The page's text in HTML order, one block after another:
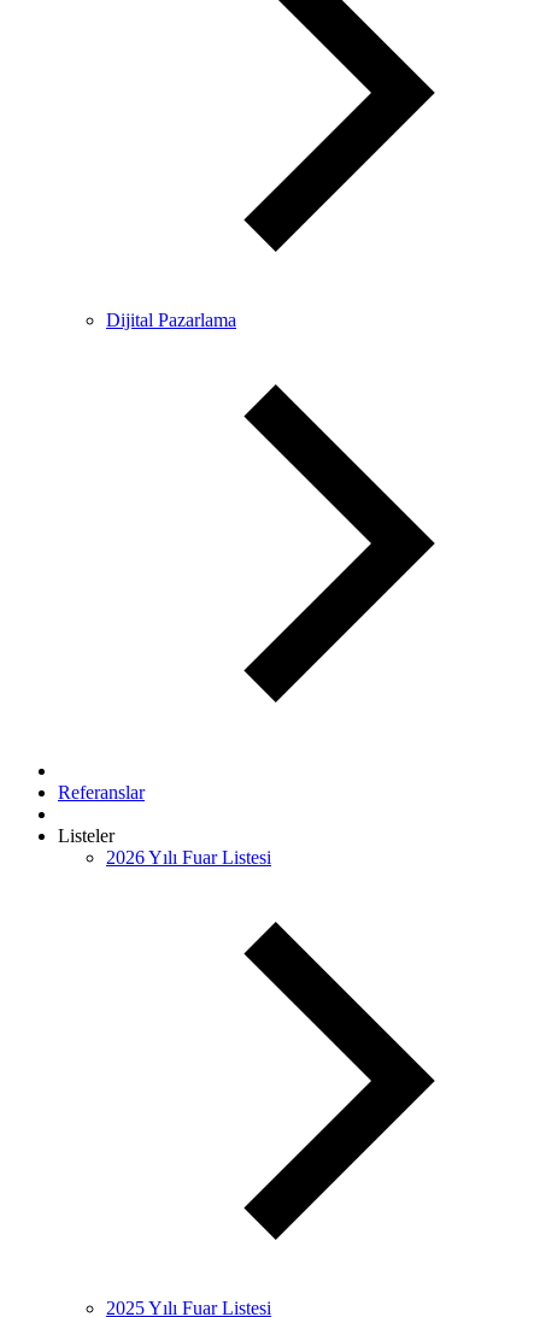
Dijital Pazarlama
Referanslar
Listeler
2026 Yılı Fuar Listesi
2025 Yılı Fuar Listesi